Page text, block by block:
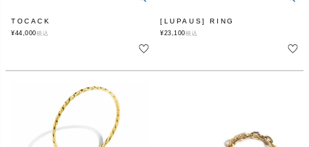
TOCACK
¥44,000税込
[LUPAUS] RING
¥23,100税込